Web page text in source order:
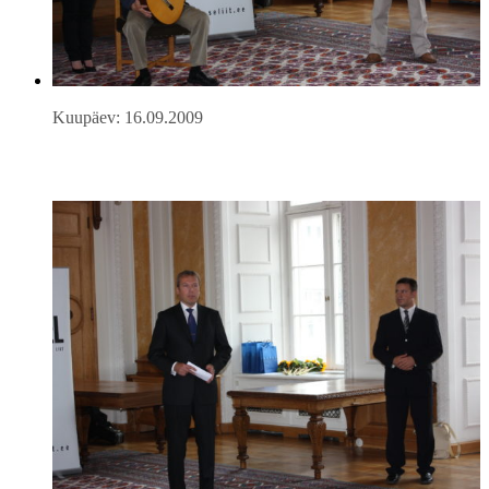
Kuupäev: 16.09.2009